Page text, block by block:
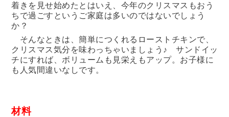
着きを見せ始めたとはいえ、今年のクリスマスもおう
ちで過ごすというご家庭は多いのではないでしょう
か？
そんなときは、簡単につくれるローストチキンで、
クリスマス気分を味わっちゃいましょう♪ サンドイッ
チにすれば、ボリュームも見栄えもアップ。お子様に
も人気間違いなしです。
材料